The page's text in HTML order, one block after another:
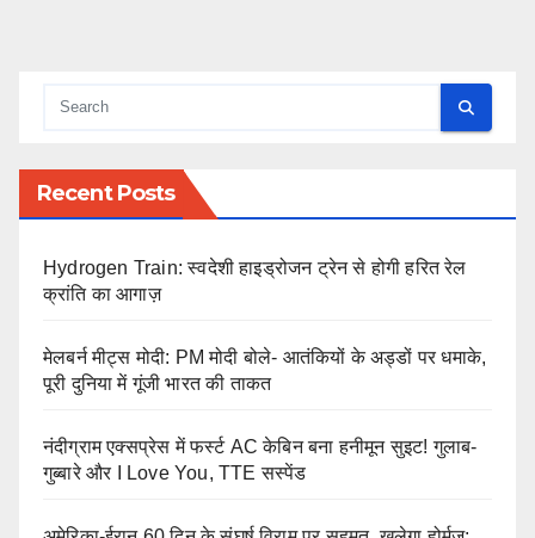
Recent Posts
Hydrogen Train: स्वदेशी हाइड्रोजन ट्रेन से होगी हरित रेल
क्रांति का आगाज़
मेलबर्न मीट्स मोदी: PM मोदी बोले- आतंकियों के अड्डों पर धमाके,
पूरी दुनिया में गूंजी भारत की ताकत
नंदीग्राम एक्सप्रेस में फर्स्ट AC केबिन बना हनीमून सुइट! गुलाब-
गुब्बारे और I Love You, TTE सस्पेंड